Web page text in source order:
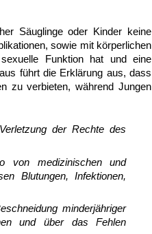
Säuglinge oder Kinder keine
sowie mit körperlichen
Funktion hat und eine
führt die Erklärung aus, dass
zu verbieten, während Jungen
der Rechte des
von medizinischen und
Blutungen, Infektionen,
minderjähriger
und über das Fehlen